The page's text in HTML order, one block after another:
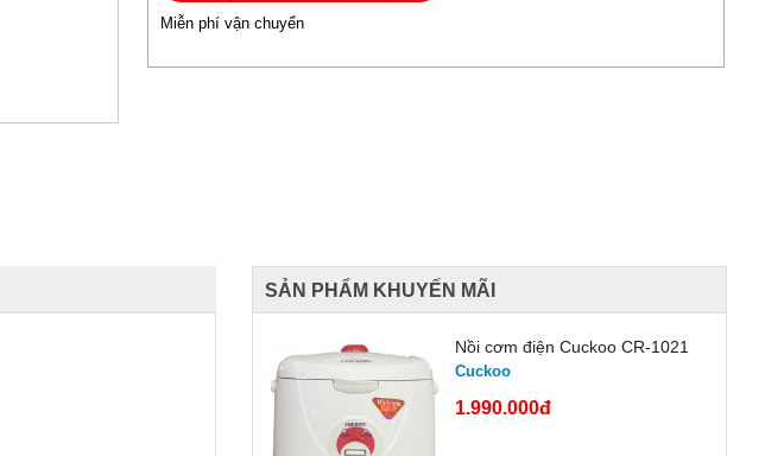
Miễn phí vận chuyển
SẢN PHẨM KHUYẾN MÃI
Nồi cơm điện Cuckoo CR-1021
Cuckoo
1.990.000đ